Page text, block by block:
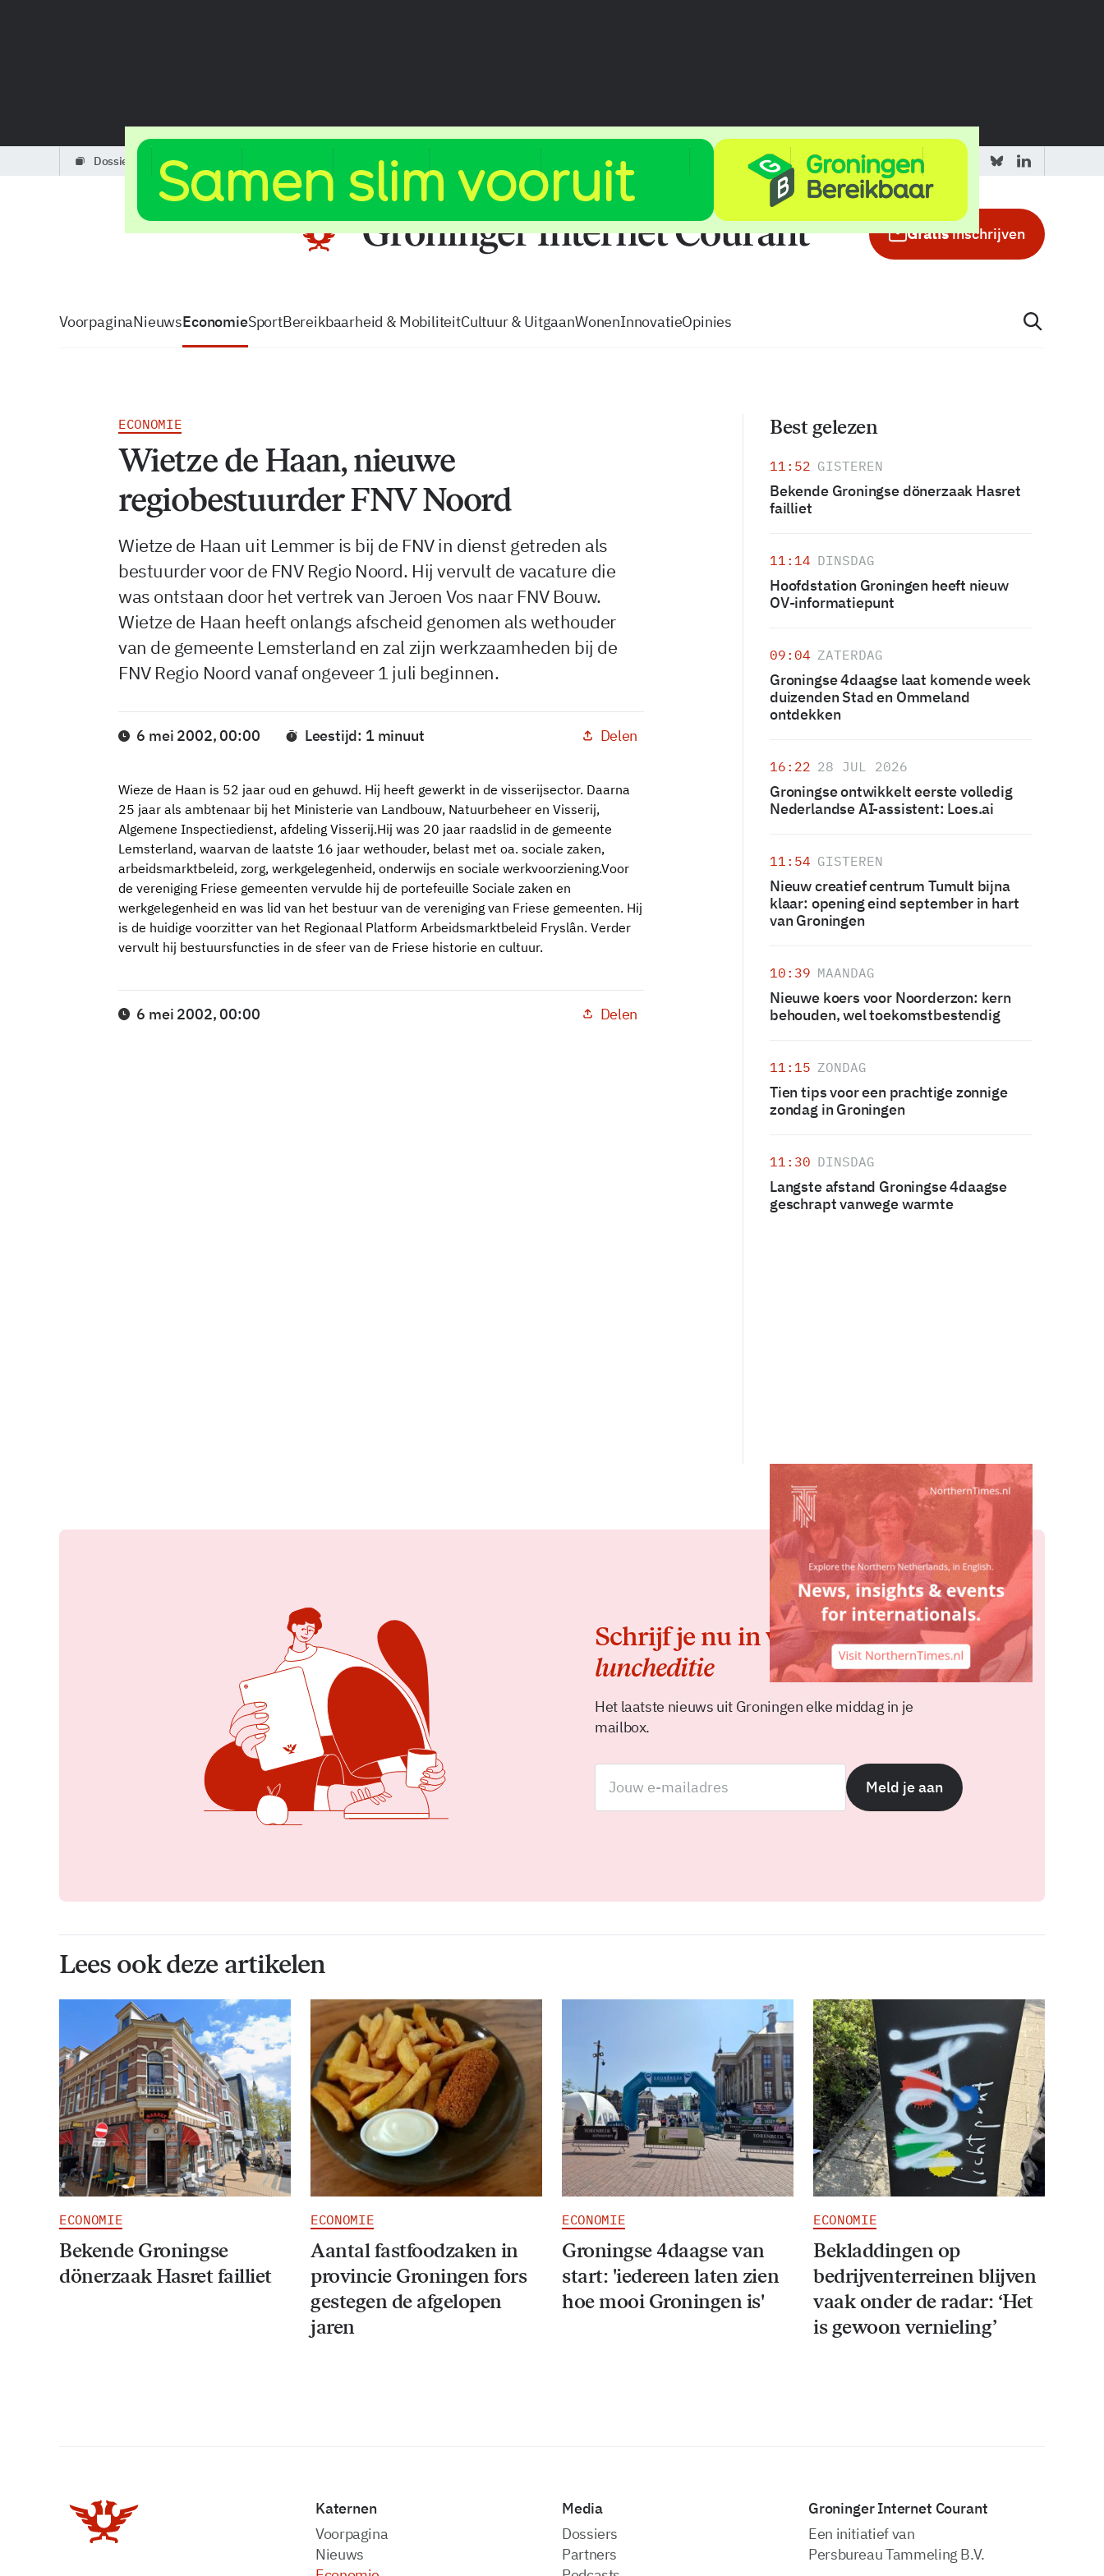
dossiers vacatures Tip de redactie Adverteren in de GIC
Gratisinschrijven
VoorpaginaNieuwsEconomieSportBereikbaarheid & MobiliteitCultuur & UitgaanWonenInnovatieOpinies
ECONOMIE
Wietze de Haan, nieuwe
regiobestuurder FNV Noord
Wietze de Haan uit Lemmer is bij de FNV in dienst getreden als
bestuurder voor de FNV Regio Noord. Hij vervult de vacature die
was ontstaan door het vertrek van Jeroen Vos naar FNV Bouw.
Wietze de Haan heeft onlangs afscheid genomen als wethouder
van de gemeente Lemsterland en zal zijn werkzaamheden bij de
FNV Regio Noord vanaf ongeveer 1 juli beginnen.
6 mei 2002, 00:00 Leestijd: 1 minuut Delen
Wieze de Haan is 52 jaar oud en gehuwd. Hij heeft gewerkt in de visserijsector. Daarna
25 jaar als ambtenaar bij het Ministerie van Landbouw, Natuurbeheer en Visserij,
Algemene Inspectiedienst, afdeling Visserij.Hij was 20 jaar raadslid in de gemeente
Lemsterland, waarvan de laatste 16 jaar wethouder, belast met oa. sociale zaken,
arbeidsmarktbeleid, zorg, werkgelegenheid, onderwijs en sociale werkvoorziening.Voor
de vereniging Friese gemeenten vervulde hij de portefeuille Sociale zaken en
werkgelegenheid en was lid van het bestuur van de vereniging van Friese gemeenten. Hij
is de huidige voorzitter van het Regionaal Platform Arbeidsmarktbeleid Fryslân. Verder
vervult hij bestuursfuncties in de sfeer van de Friese historie en cultuur.
6 mei 2002, 00:00 Delen
Best gelezen
11:52 GISTEREN
Bekende Groningse dönerzaak Hasret
failliet
11:14 DINSDAG
Hoofdstation Groningen heeft nieuw
OV-informatiepunt
09:04 ZATERDAG
Groningse 4daagse laat komende week
duizenden Stad en Ommeland
ontdekken
16:22 28 JUL 2026
Groningse ontwikkelt eerste volledig
Nederlandse AI-assistent: Loes.ai
11:54 GISTEREN
Nieuw creatief centrum Tumult bijna
klaar: opening eind september in hart
van Groningen
10:39 MAANDAG
Nieuwe koers voor Noorderzon: kern
behouden, wel toekomstbestendig
11:15 ZONDAG
Tien tips voor een prachtige zonnige
zondag in Groningen
11:30 DINSDAG
Langste afstand Groningse 4daagse
geschrapt vanwege warmte
Schrijf je nu in voor de
luncheditie
Het laatste nieuws uit Groningen elke middag in je
mailbox.
Meld je aan
Lees ook deze artikelen
ECONOMIE
Bekende Groningse
dönerzaak Hasret failliet
ECONOMIE
Aantal fastfoodzaken in
provincie Groningen fors
gestegen de afgelopen
jaren
ECONOMIE
Groningse 4daagse van
start: 'iedereen laten zien
hoe mooi Groningen is'
ECONOMIE
Bekladdingen op
bedrijventerreinen blijven
vaak onder de radar: ‘Het
is gewoon vernieling’
Katernen
Voorpagina
Nieuws
Media
dossiers
partners
Groninger Internet Courant
Een initiatief van
Persbureau Tammeling B.V.